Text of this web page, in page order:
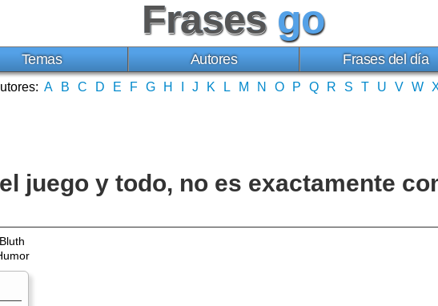
Frases go
Temas Autores Frases del día
A B C D E F G H J K L M N O P Q R S T U V W
juego y todo, no es exactamente